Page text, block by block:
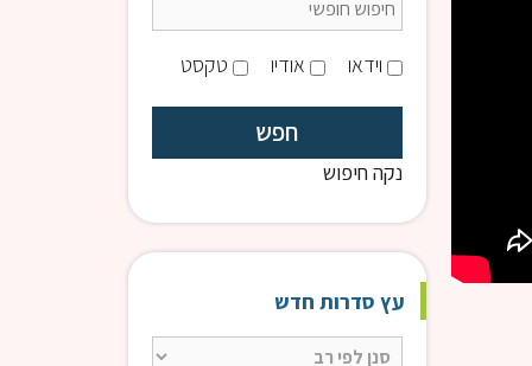
וידאו אודיו טקסט
נקה חיפוש
עץ סדרות חדש